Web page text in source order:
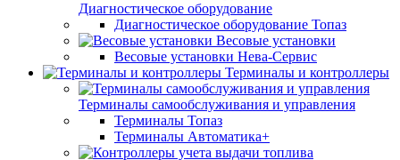
Диагностическое оборудование
Диагностическое оборудование Топаз
Весовые установки
Весовые установки Нева-Сервис
Терминалы и контроллеры
Терминалы самообслуживания и управления
Терминалы Топаз
Терминалы Автоматика+